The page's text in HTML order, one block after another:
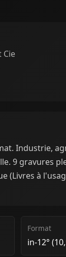
Cie
Industrie,
9 gravures
(Livres à
Format
in-12°